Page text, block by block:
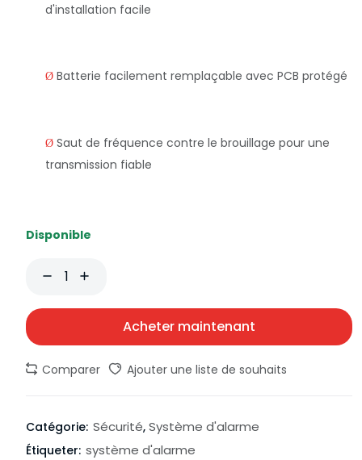
d'installation facile
Ø Batterie facilement remplaçable avec PCB protégé
Ø Saut de fréquence contre le brouillage pour une
transmission fiable
Disponible
Acheter maintenant
Comparer Ajouter une liste de souhaits
Catégorie: Sécurité, Système d'alarme
Étiqueter: système d'alarme